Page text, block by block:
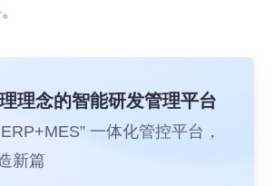
理念的智能研发管理平台
一体化管控平台，
新篇